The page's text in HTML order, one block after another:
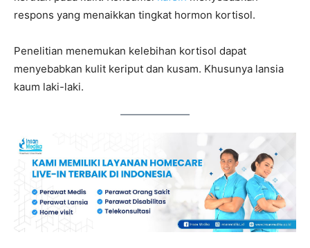
respons yang menaikkan tingkat hormon kortisol.
Penelitian menemukan kelebihan kortisol dapat
menyebabkan kulit keriput dan kusam. Khusunya lansia
kaum laki-laki.